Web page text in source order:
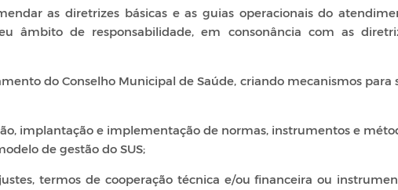
as diretrizes básicas e as guias operacionais do
âmbito de responsabilidade, em consonância com as
do Conselho Municipal de Saúde, criando mecanismos para
implantação e implementação de normas, instrumentos e
de gestão do SUS;
termos de cooperação técnica e/ou financeira ou